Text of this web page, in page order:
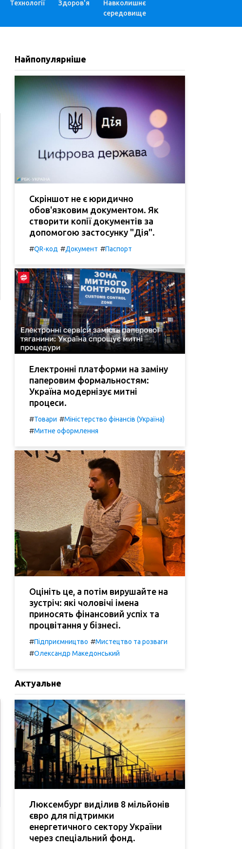
Технології Здоров'я
Навколишнє
середовище
Найпопулярніше
Скріншот не є юридично
обов'язковим документом. Як
створити копії документів за
допомогою застосунку "Дія".
#QR-код #Документ #Паспорт
Електронні платформи на заміну
паперовим формальностям:
Україна модернізує митні
процеси.
#Товари #Міністерство фінансів (Україна)
#Митне оформлення
Оцініть це, а потім вирушайте на
зустріч: які чоловічі імена
приносять фінансовий успіх та
процвітання у бізнесі.
#Підприємництво #Мистецтво та розваги
#Олександр Македонський
Актуальне
Люксембург виділив 8 мільйонів
євро для підтримки
енергетичного сектору України
через спеціальний фонд.